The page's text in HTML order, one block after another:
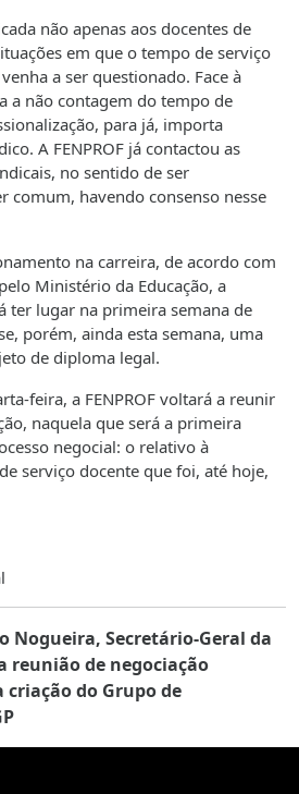
não apenas aos docentes de
em que o tempo de serviço
a ser questionado. Face à
a não contagem do tempo de
para já, importa
A FENPROF já contactou as
no sentido de ser
comum, havendo consenso nesse
na carreira, de acordo com
Ministério da Educação, a
ter lugar na primeira semana de
porém, ainda esta semana, uma
de diploma legal.
feira, a FENPROF voltará a reunir
naquela que será a primeira
negocial: o relativo à
serviço docente que foi, até hoje,
Nogueira, Secretário-Geral da
reunião de negociação
do Grupo de